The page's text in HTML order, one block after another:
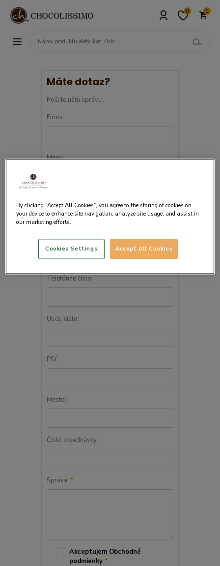
0 0
Máte dotaz?
Pošlite nám správu:
Firma:
Meno:
E-mailová adresa:*
Telefónne číslo:
Ulica, číslo:
PSČ:
Mesto:
Číslo objednávky:
Správa: *
Akceptujem Obchodné
podmienky *
By clicking “Accept All Cookies”, you agree to the storing of cookies on
your device to enhance site navigation, analyze site usage, and assist in
our marketing efforts.
Accept All Cookies
Cookies Settings